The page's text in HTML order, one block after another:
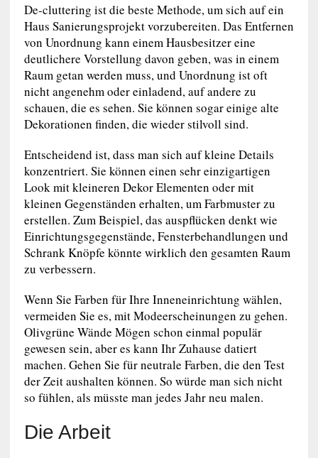
De-cluttering ist die beste Methode, um sich auf ein
Haus Sanierungsprojekt vorzubereiten. Das Entfernen
von Unordnung kann einem Hausbesitzer eine
deutlichere Vorstellung davon geben, was in einem
Raum getan werden muss, und Unordnung ist oft
nicht angenehm oder einladend, auf andere zu
schauen, die es sehen. Sie können sogar einige alte
Dekorationen finden, die wieder stilvoll sind.
Entscheidend ist, dass man sich auf kleine Details
konzentriert. Sie können einen sehr einzigartigen
Look mit kleineren Dekor Elementen oder mit
kleinen Gegenständen erhalten, um Farbmuster zu
erstellen. Zum Beispiel, das auspflücken denkt wie
Einrichtungsgegenstände, Fensterbehandlungen und
Schrank Knöpfe könnte wirklich den gesamten Raum
zu verbessern.
Wenn Sie Farben für Ihre Inneneinrichtung wählen,
vermeiden Sie es, mit Modeerscheinungen zu gehen.
Olivgrüne Wände Mögen schon einmal populär
gewesen sein, aber es kann Ihr Zuhause datiert
machen. Gehen Sie für neutrale Farben, die den Test
der Zeit aushalten können. So würde man sich nicht
so fühlen, als müsste man jedes Jahr neu malen.
Die Arbeit